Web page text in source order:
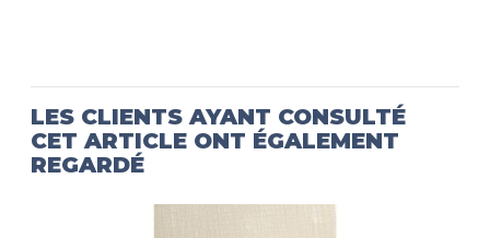
LES CLIENTS AYANT CONSULTÉ
CET ARTICLE ONT ÉGALEMENT
REGARDÉ